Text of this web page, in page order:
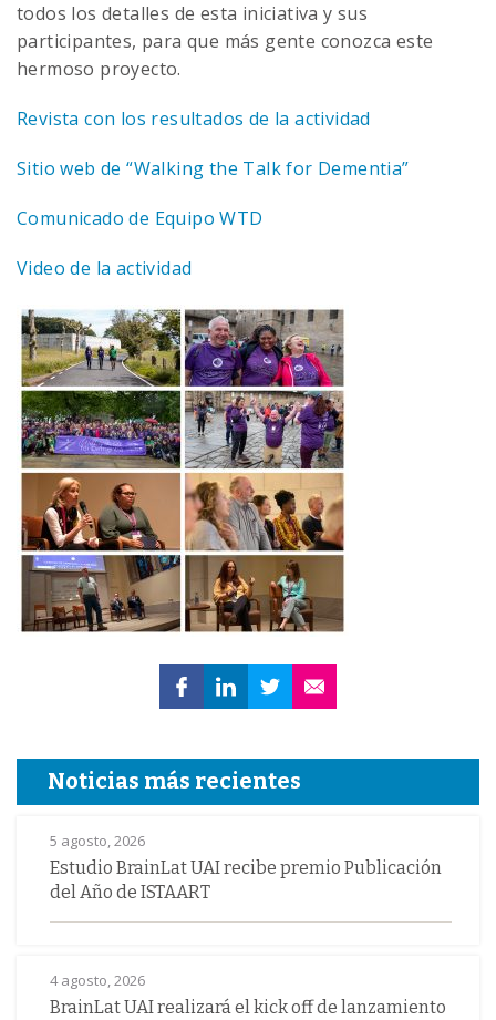
todos los detalles de esta iniciativa y sus
participantes, para que más gente conozca este
hermoso proyecto.
Revista con los resultados de la actividad
Sitio web de “Walking the Talk for Dementia”
Comunicado de Equipo WTD
Video de la actividad
Noticias más recientes
5 agosto, 2026
Estudio BrainLat UAI recibe premio Publicación
del Año de ISTAART
4 agosto, 2026
BrainLat UAI realizará el kick off de lanzamiento